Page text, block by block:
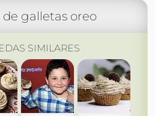
galletas oreo
SIMILARES